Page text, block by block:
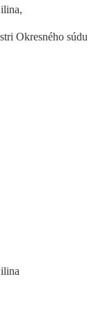
Okresného súdu